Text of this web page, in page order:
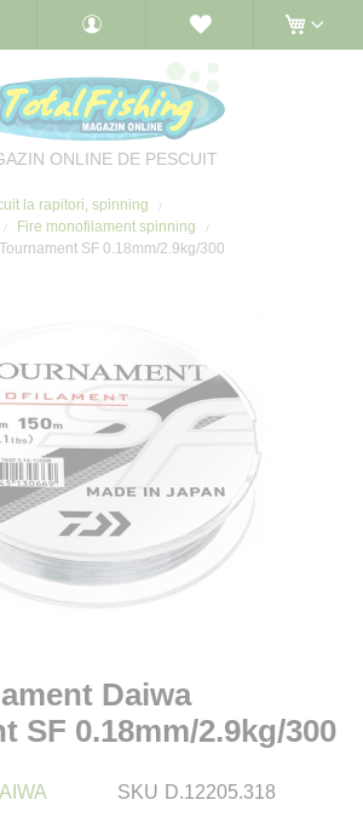
ONLINE DE PESCUIT
la rapitori, spinning
Fire monofilament spinning
SF 0.18mm/2.9kg/300
Daiwa
SF 0.18mm/2.9kg/300
SKU D.12205.318